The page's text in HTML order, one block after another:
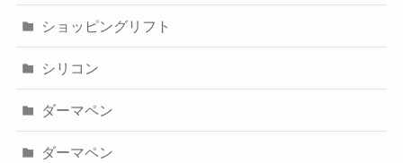
ショッピングリフト
シリコン
ダーマペン
ダーマペン